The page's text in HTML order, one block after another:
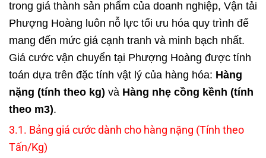
trong giá thành sản phẩm của doanh nghiệp, Vận tải
Phượng Hoàng luôn nỗ lực tối ưu hóa quy trình để
mang đến mức giá cạnh tranh và minh bạch nhất.
Giá cước vận chuyển tại Phượng Hoàng được tính
toán dựa trên đặc tính vật lý của hàng hóa: Hàng
nặng (tính theo kg) và Hàng nhẹ cồng kềnh (tính
theo m3).
3.1. Bảng giá cước dành cho hàng nặng (Tính theo
Tấn/Kg)